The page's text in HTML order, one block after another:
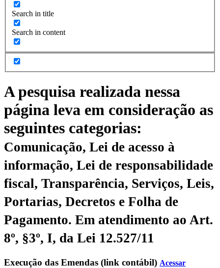
Search in title
Search in content
A pesquisa realizada nessa
página leva em consideração as
seguintes categorias:
Comunicação, Lei de acesso à
informação, Lei de responsabilidade
fiscal, Transparência, Serviços, Leis,
Portarias, Decretos e Folha de
Pagamento. Em atendimento ao Art.
8º, §3º, I, da Lei 12.527/11
Execução das Emendas (link contábil) Acessar